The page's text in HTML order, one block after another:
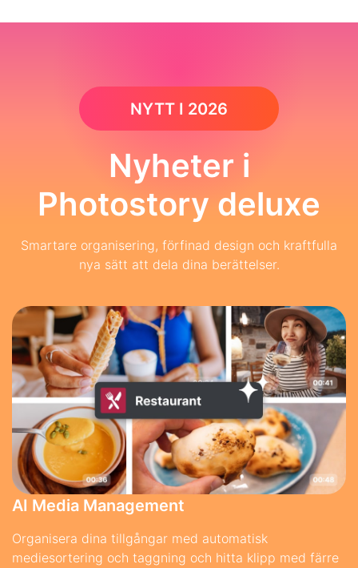
NYTT I 2026
Nyheter i
Photostory deluxe
Smartare organisering, förfinad design och kraftfulla
nya sätt att dela dina berättelser.
AI Media Management
Organisera dina tillgångar med automatisk
mediesortering och taggning och hitta klipp med färre